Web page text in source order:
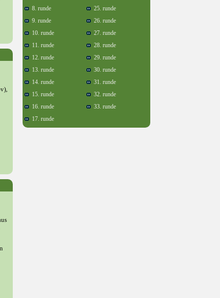
8. runde
25. runde
9. runde
26. runde
10. runde
27. runde
11. runde
28. runde
12. runde
29. runde
13. runde
30. runde
14. runde
31. runde
15. runde
32. runde
16. runde
33. runde
17. runde